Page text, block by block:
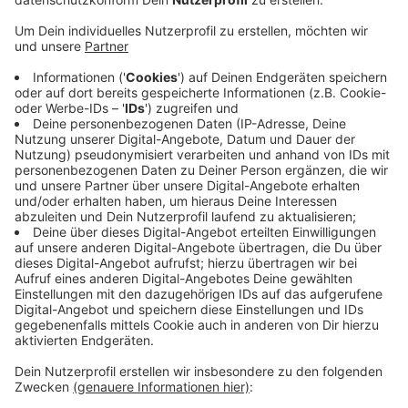
dann im Intimbereich angefasst haben. Das
passierte gegen 22 Uhr 40, wer das beobachtet
hat, meldet sich bitte bei der Bonner Polizei.
Veröffentlicht: Donnerstag, 13.07.2023 11:43
Anzeige
In einem weiteren Fall am Samstag gegen 20 Uhr soll
ein 42-Jähriger an der Main Stage gleich mehrere
Frauen begrapscht haben. Zeugen hielten ihn fest, bis
die Polizei ankam, aber da waren seine mutmaßlichen
Opfer schon weg. Die Polizei sucht nun nach ihnen und
bittet um einen Anruf unter Bonn 15-0.
Anzeige